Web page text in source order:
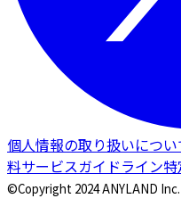
個人情報の取り扱いについ
料サービスガイドライン
©Copyright 2024 ANYLAND